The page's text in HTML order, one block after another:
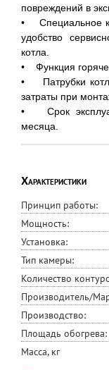
повреждений в
• Специальное
удобство
котла.
• Функция
• Патрубки
затраты при
• Срок
месяца.
Характеристики
Принцип работы:
Мощность:
Установка:
Тип камеры:
Количество
Производитель/
Производство:
Площадь обогрева:
Масса, кг